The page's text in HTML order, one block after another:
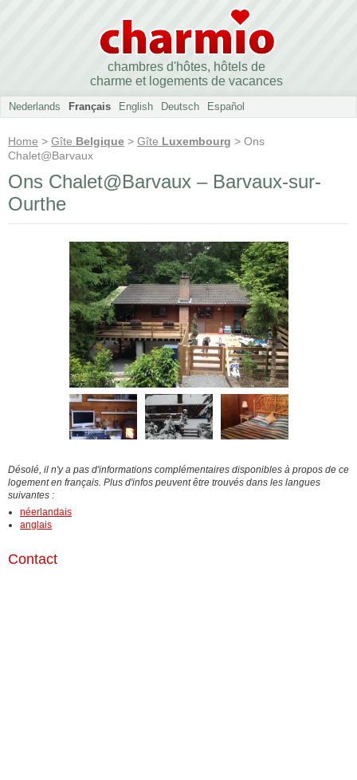
chambres d'hôtes, hôtels de
charme et logements de vacances
Nederlands Français English Deutsch Español
Home > Gîte Belgique > Gîte Luxembourg > Ons
Chalet@Barvaux
Ons Chalet@Barvaux – Barvaux-sur-
Ourthe
Désolé, il n'y a pas d'informations complémentaires disponibles à propos de ce
logement en français. Plus d'infos peuvent être trouvés dans les langues
suivantes :
néerlandais
anglais
Contact